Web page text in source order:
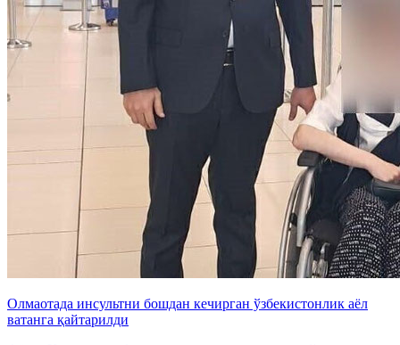
Олмаотада инсультни бошдан кечирган ўзбекистонлик аёл
ватанга қайтарилди